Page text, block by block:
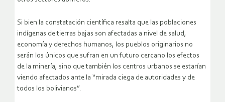
Si bien la constatación científica resalta que las poblaciones
indígenas de tierras bajas son afectadas a nivel de salud,
economía y derechos humanos, los pueblos originarios no
serán los únicos que sufran en un futuro cercano los efectos
de la minería, sino que también los centros urbanos se estarían
viendo afectados ante la “mirada ciega de autoridades y de
todos los bolivianos”.